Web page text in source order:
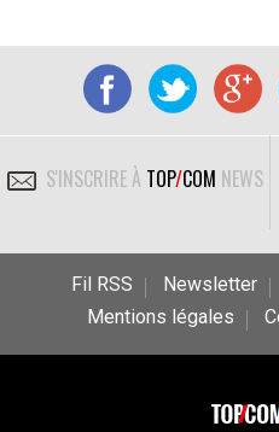
S'INSCRIRE À TOP/COM NEWS
Fil RSS Newsletter
Mentions légales